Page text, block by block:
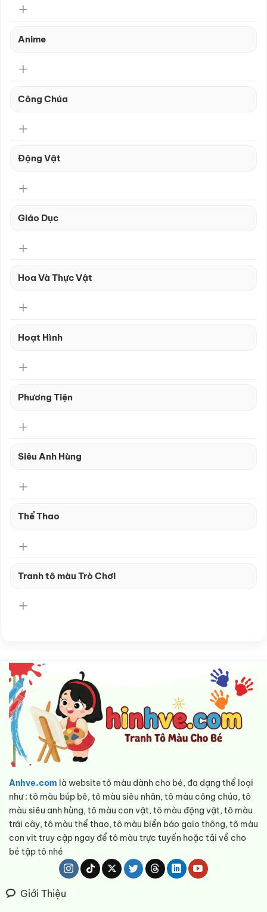
Anime
Công Chúa
Động Vật
Giáo Dục
Hoa Và Thực Vật
Hoạt Hình
Phương Tiện
Siêu Anh Hùng
Thể Thao
Tranh tô màu Trò Chơi
Anhve.com là website tô màu dành cho bé, đa dạng thể loại
như : tô màu búp bê, tô màu siêu nhân, tô màu công chúa, tô
màu siêu anh hùng, tô màu con vật, tô màu động vật, tô màu
trái cây, tô màu thể thao, tô màu biển báo gaio thông, tô màu
con vit truy cập ngay để tô màu trực tuyến hoặc tải về cho
bé tập tô nhé
Giới Thiệu